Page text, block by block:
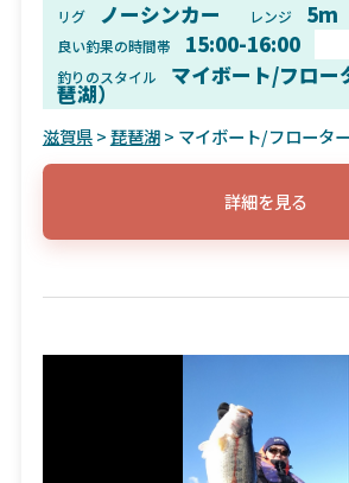
リグ ノーシンカー レンジ 5m
良い釣果の時間帯 15:00-16:00
釣りのスタイル マイボート/フロー
琶湖）
滋賀県>琵琶湖> マイボート/フロータ
詳細を見る